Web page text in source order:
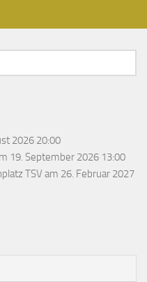
2026 20:00
19. September 2026 13:00
TSV am 26. Februar 2027